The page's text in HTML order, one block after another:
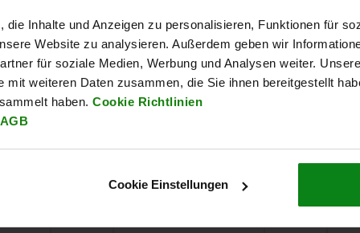
die Inhalte und Anzeigen zu personalisieren, Funktionen für
Website zu analysieren. Außerdem geben wir
für soziale Medien, Werbung und Analysen weiter.
mit weiteren Daten zusammen, die Sie ihnen bereitgestellt
haben. Cookie Richtlinien
AGB
Cookie Einstellungen
20 L acier 30
30 L acier 30
20
30 L acier 35
acier inoxydable